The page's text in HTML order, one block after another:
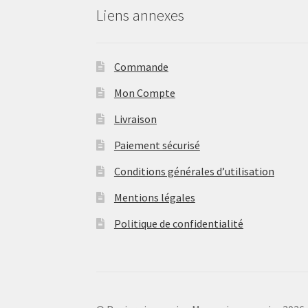
Liens annexes
Commande
Mon Compte
Livraison
Paiement sécurisé
Conditions générales d’utilisation
Mentions légales
Politique de confidentialité